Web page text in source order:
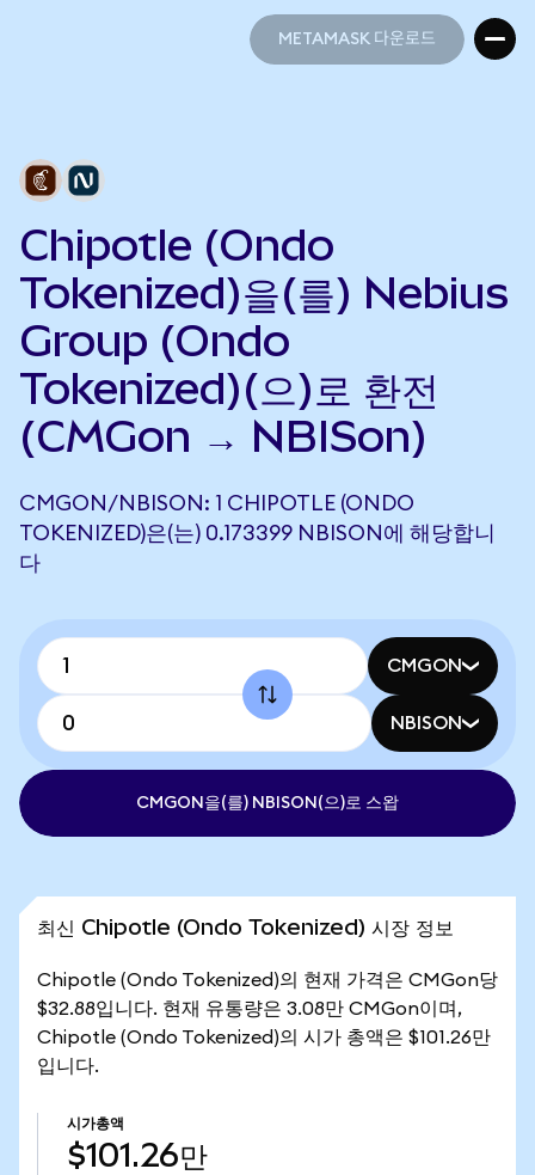
METAMASK 다운로드
Chipotle (Ondo
Tokenized)을(를) Nebius
Group (Ondo
Tokenized)(으)로 환전
(CMGon → NBISon)
CMGON/NBISON: 1 CHIPOTLE (ONDO
TOKENIZED)은(는) 0.173399 NBISON에 해당합니
다
CMGON
NBISON
CMGON을(를) NBISON(으)로 스왑
최신 Chipotle (Ondo Tokenized) 시장 정보
Chipotle (Ondo Tokenized)의 현재 가격은 CMGon당
$32.88입니다. 현재 유통량은 3.08만 CMGon이며,
Chipotle (Ondo Tokenized)의 시가 총액은 $101.26만
입니다.
시가총액
$101.26만